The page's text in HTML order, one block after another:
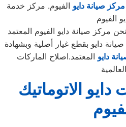
صيانة دايو الفيوم. مركز خدمة
الفيوم
مركز صيانة دايو الفيوم المعتمد
دايو بقطع غيار أصلية وبشهادة
دايو المعتمد.اصلاح الماركات
العالمية
الاتوماتيك